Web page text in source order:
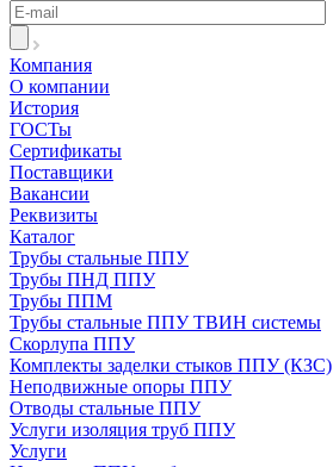
Компания
О компании
История
ГОСТы
Сертификаты
Поставщики
Вакансии
Реквизиты
Каталог
Трубы стальные ППУ
Трубы ПНД ППУ
Трубы ППМ
Трубы стальные ППУ ТВИН системы
Скорлупа ППУ
Комплекты заделки стыков ППУ (КЗС)
Неподвижные опоры ППУ
Отводы стальные ППУ
Услуги изоляция труб ППУ
Услуги